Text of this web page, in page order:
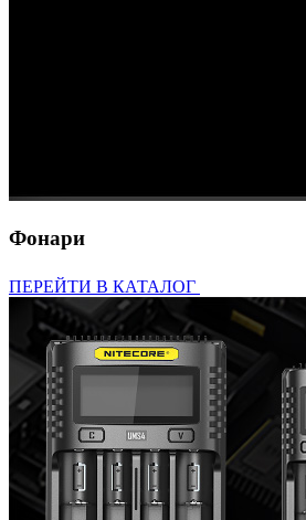
Фонари
ПЕРЕЙТИ В КАТАЛОГ